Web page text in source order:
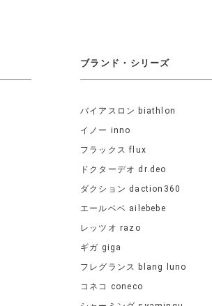
ブランド・シリーズ
バイアスロン biathlon
イノー inno
フラックス flux
ドクターデオ dr.deo
ダクション daction360
エールベベ ailebebe
レッツオ razo
ギガ giga
フレグランス blang luno
コネコ coneco